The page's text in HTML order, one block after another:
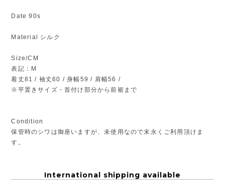
Date 90s
Material シルク
Size/CM
表記：M
着丈81 / 袖丈60 / 身幅59 / 肩幅56 /
※平置きサイズ・首付け部分から前裾まで
Condition
保管時のシワは御座いますが、未使用なので末永くご利用頂けま
す。
International shipping available